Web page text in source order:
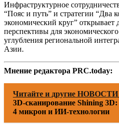
Инфраструктурное
“Пояс и путь” и стратегии “Два
экономический круг” открывает
перспективы для
углубления региональной
Азии.
Мнение редактора PRC.today:
Читайте и другие
3D-сканирование Shining 3D:
4 микрон и ИИ-технологии